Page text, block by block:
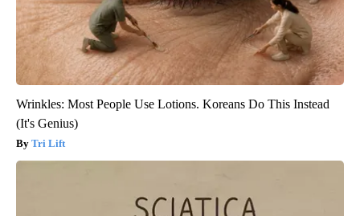
Wrinkles: Most People Use Lotions. Koreans Do This Instead
(It's Genius)
Tri Lift